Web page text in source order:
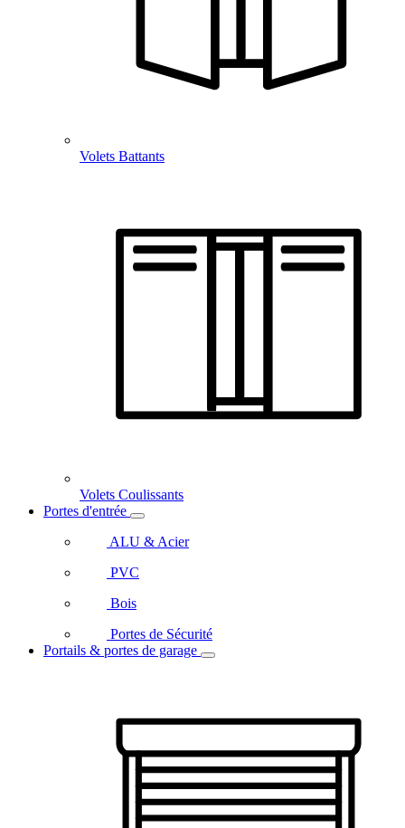
Volets Battants
Volets Coulissants
Portes d'entrée
ALU & Acier
PVC
Bois
Portes de Sécurité
Portails & portes de garage